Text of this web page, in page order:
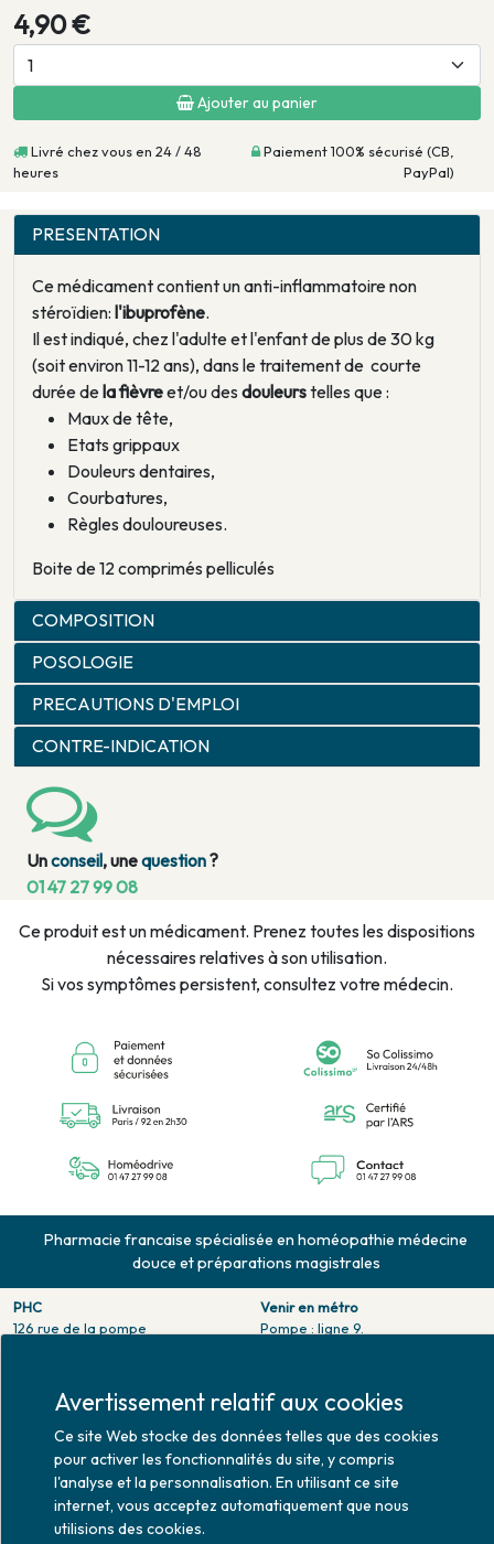
4,90 €
Ajouter au panier
Livré chez vous en 24 / 48
heures
Paiement 100% sécurisé (CB,
PayPal)
PRESENTATION
Ce médicament contient un anti-inflammatoire non
stéroïdien: l'ibuprofène.
Il est indiqué, chez l'adulte et l'enfant de plus de 30 kg
(soit environ 11-12 ans), dans le traitement de courte
durée dela fièvreet/ou des douleurstelles que :
Maux de tête,
Etats grippaux
Douleurs dentaires,
Courbatures,
Règles douloureuses.
Boite de 12 comprimés pelliculés
COMPOSITION
POSOLOGIE
PRECAUTIONS D'EMPLOI
CONTRE-INDICATION
Unconseil, unequestion?
01 47 27 99 08
Ce produit est un médicament. Prenez toutes les dispositions
nécessaires relatives à son utilisation.
Si vos symptômes persistent, consultez votre médecin.
Pharmacie francaise spécialisée en homéopathie médecine
douce et préparations magistrales
PHC
126 rue de la pompe
Fax. 01 47 55 03 61
Horaires d'ouverture
Lundi : 10h30 - 20h00
Mardi au vendredi : 9h00 -
20h00
Samedi : 9h30 - 20h00
Venir en métro
Pompe : ligne 9.
Venir en bus
Jean Monet : ligne 52.
Avertissement relatif aux cookies
Ce site Web stocke des données telles que des cookies
pour activer les fonctionnalités du site, y compris
l'analyse et la personnalisation. En utilisant ce site
internet, vous acceptez automatiquement que nous
utilisions des cookies.